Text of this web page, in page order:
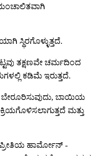
ಸ್ಥಿರಗೊಳ್ಳುತ್ತದೆ.
ತಕ್ಷಣವೇ ಚರ್ಮದಿಂದ
ಕಡಿಮೆ ಇರುತ್ತದೆ.
ಬಾಯಿಯ
ಮತ್ತು
ಹಾರ್ಮೋನ್ -